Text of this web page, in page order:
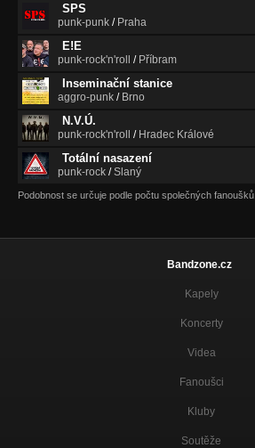
SPS
punk-punk / Praha
E!E
punk-rock'n'roll / Příbram
Inseminační stanice
aggro-punk / Brno
N.V.Ú.
punk-rock'n'roll / Hradec Králové
Totální nasazení
punk-rock /Slaný
Podobnost se určuje podle počtu společných fanoušků.
Bandzone.cz
Kapely
Koncerty
Videa
Fanoušci
Kluby
Soutěže